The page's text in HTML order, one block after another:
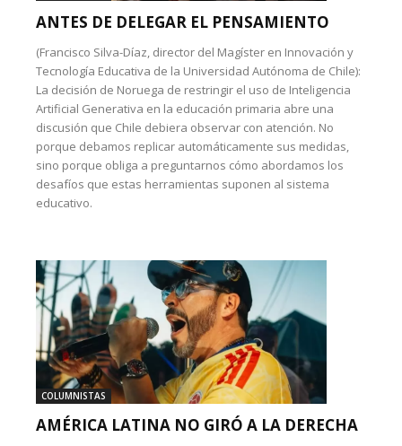
ANTES DE DELEGAR EL PENSAMIENTO
(Francisco Silva-Díaz, director del Magíster en Innovación y
Tecnología Educativa de la Universidad Autónoma de Chile):
La decisión de Noruega de restringir el uso de Inteligencia
Artificial Generativa en la educación primaria abre una
discusión que Chile debiera observar con atención. No
porque debamos replicar automáticamente sus medidas,
sino porque obliga a preguntarnos cómo abordamos los
desafíos que estas herramientas suponen al sistema
educativo.
COLUMNISTAS
AMÉRICA LATINA NO GIRÓ A LA DERECHA